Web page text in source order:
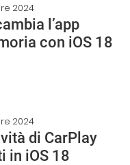
2024
l’app
con iOS 18
2024
di CarPlay
in iOS 18